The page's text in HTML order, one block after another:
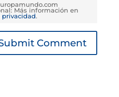
Más información en
privacidad.